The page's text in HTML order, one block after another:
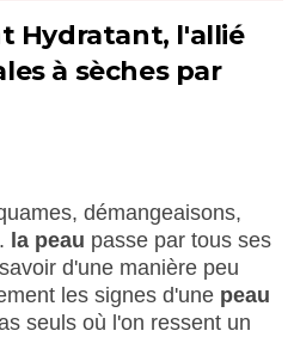
Hydratant, l'allié
à sèches par
démangeaisons,
la peau passe par tous ses
d'une manière peu
les signes d'une peau
seuls où l'on ressent un